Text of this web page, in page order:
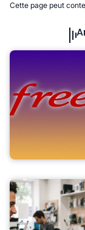
Cette page peut